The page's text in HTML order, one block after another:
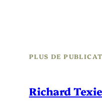
PLUS DE
Richard